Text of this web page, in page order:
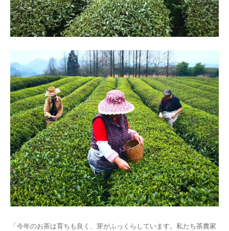
「今年のお茶は育ちも良く、芽がふっくらしています。私たち茶農家